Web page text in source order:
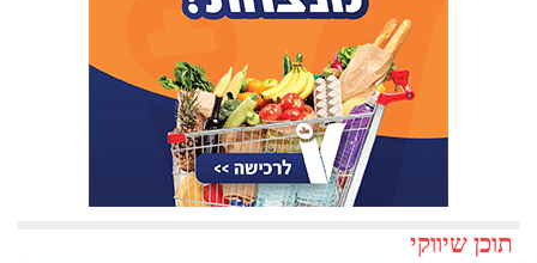
תוכן שיווקי